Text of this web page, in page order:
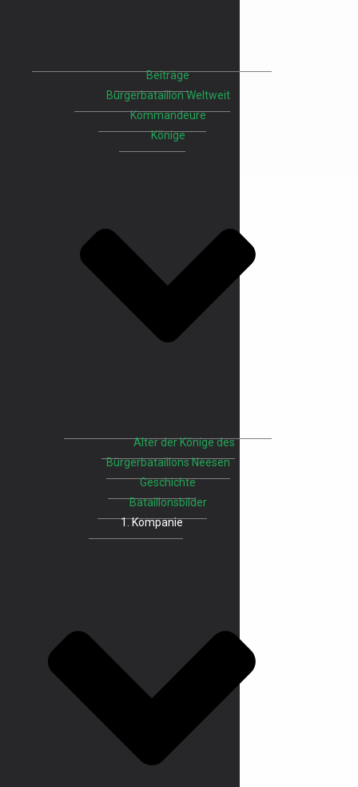
Beiträge
Bürgerbataillon Weltweit
Kommandeure
Könige
Alter der Könige des
Bürgerbataillons Neesen
Geschichte
Bataillonsbilder
1. Kompanie